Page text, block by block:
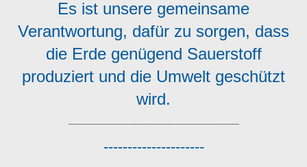
Es ist unsere gemeinsame
Verantwortung, dafür zu sorgen, dass
die Erde genügend Sauerstoff
produziert und die Umwelt geschützt
wird.
-----------------------------------------------------------------------------------
---------------------